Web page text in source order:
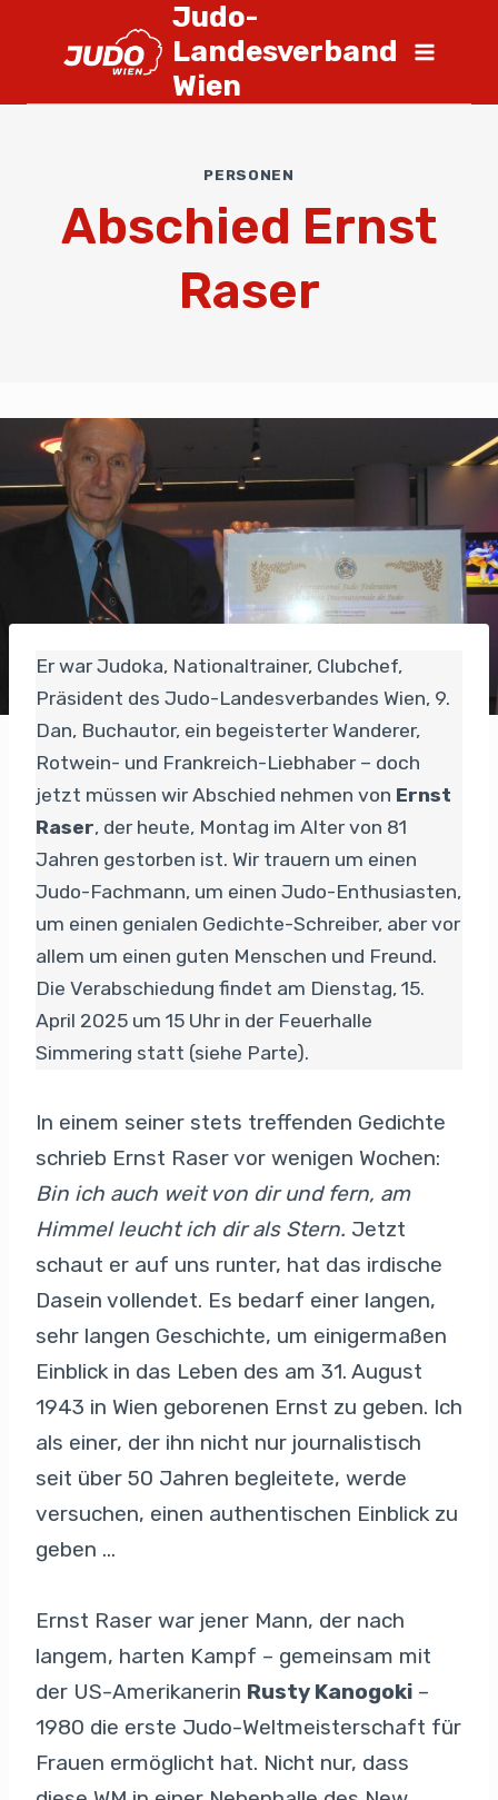
Judo-
Landesverband
Wien
PERSONEN
Abschied Ernst
Raser
Er war Judoka, Nationaltrainer, Clubchef,
Präsident des Judo-Landesverbandes Wien, 9.
Dan, Buchautor, ein begeisterter Wanderer,
Rotwein- und Frankreich-Liebhaber – doch
jetzt müssen wir Abschied nehmen von Ernst
Raser, der heute, Montag im Alter von 81
Jahren gestorben ist. Wir trauern um einen
Judo-Fachmann, um einen Judo-Enthusiasten,
um einen genialen Gedichte-Schreiber, aber vor
allem um einen guten Menschen und Freund.
Die Verabschiedung findet am Dienstag, 15.
April 2025 um 15 Uhr in der Feuerhalle
Simmering statt (siehe Parte).
In einem seiner stets treffenden Gedichte
schrieb Ernst Raser vor wenigen Wochen:
Bin ich auch weit von dir und fern, am
Himmel leucht ich dir als Stern. Jetzt
schaut er auf uns runter, hat das irdische
Dasein vollendet. Es bedarf einer langen,
sehr langen Geschichte, um einigermaßen
Einblick in das Leben des am 31. August
1943 in Wien geborenen Ernst zu geben. Ich
als einer, der ihn nicht nur journalistisch
seit über 50 Jahren begleitete, werde
versuchen, einen authentischen Einblick zu
geben …
Ernst Raser war jener Mann, der nach
langem, harten Kampf – gemeinsam mit
der US-Amerikanerin Rusty Kanogoki –
1980 die erste Judo-Weltmeisterschaft für
Frauen ermöglicht hat. Nicht nur, dass